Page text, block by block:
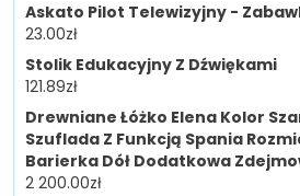
Askato Pilot Telewizyjny -
23.00zł
Stolik Edukacyjny Z Dźwiękami
121.89zł
Drewniane Łóżko Elena Kolor
Szuflada Z Funkcją Spania
Barierka Dół Dodatkowa
2 200.00zł